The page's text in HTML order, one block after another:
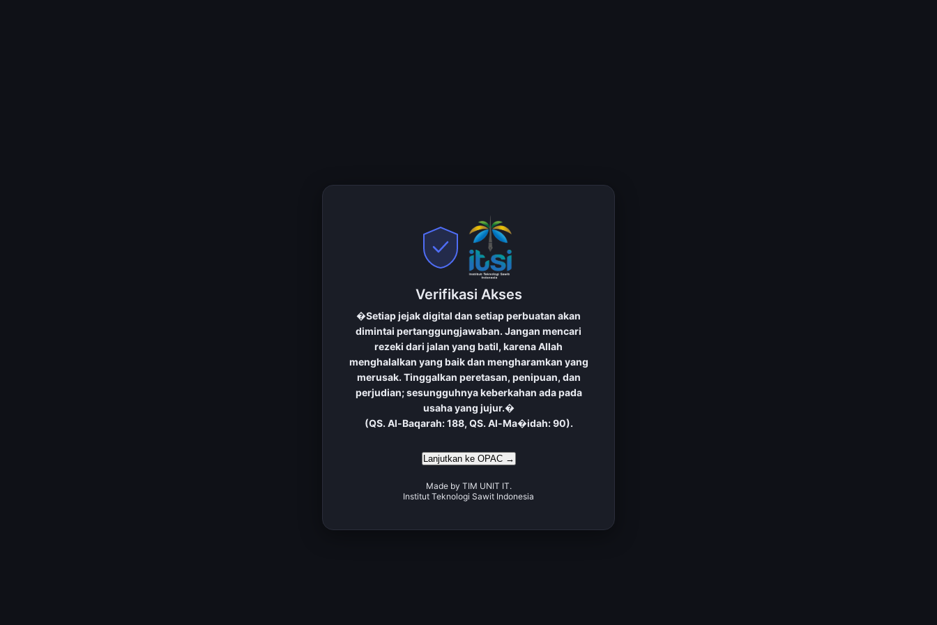
Verifikasi Akses
�Setiap jejak digital dan setiap perbuatan akan
dimintai pertanggungjawaban. Jangan mencari
rezeki dari jalan yang batil, karena Allah
menghalalkan yang baik dan mengharamkan yang
merusak. Tinggalkan peretasan, penipuan, dan
perjudian; sesungguhnya keberkahan ada pada
usaha yang jujur.�
(QS. Al-Baqarah: 188, QS. Al-Ma�idah: 90).
Lanjutkan ke OPAC →
Made by TIM UNIT IT.
Institut Teknologi Sawit Indonesia